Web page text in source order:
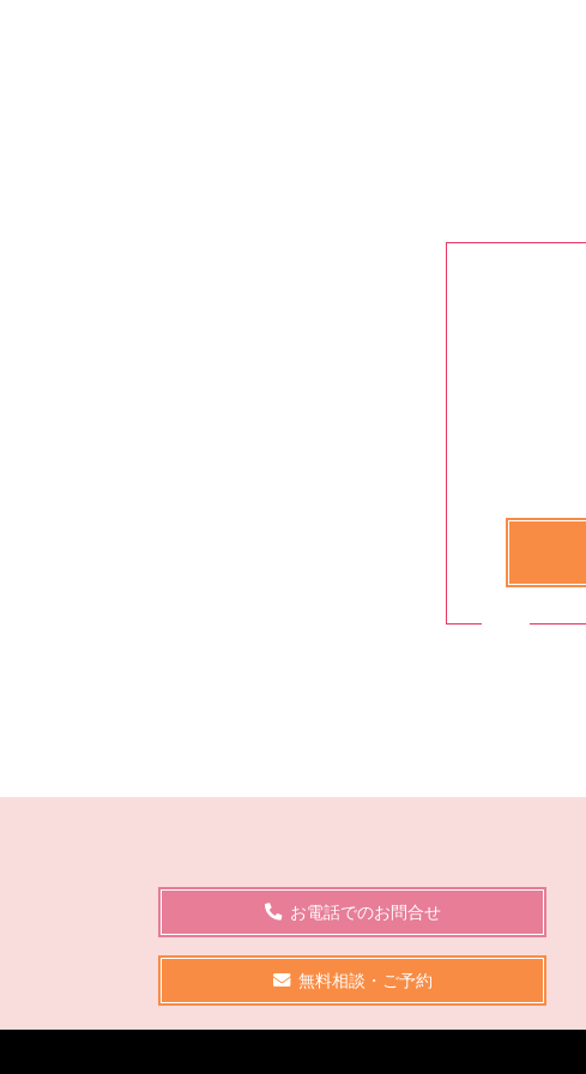
お電話でのお問合せ
無料相談・ご予約